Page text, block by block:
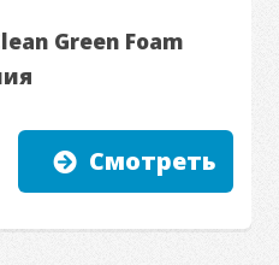
Green Foam
Смотреть